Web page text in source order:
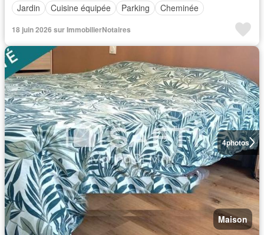
Jardin
Cuisine équipée Parking Cheminée
18 juin 2026 sur ImmobilierNotaires
4photos
Maison